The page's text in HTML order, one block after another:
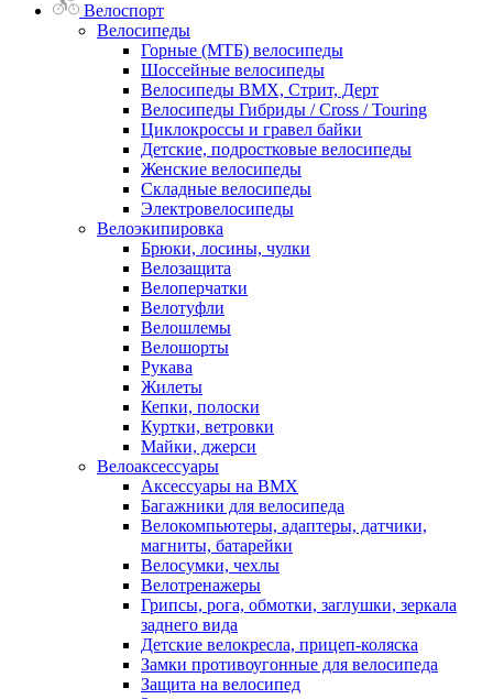
Велоспорт
Велосипеды
Горные (МТБ) велосипеды
Шоссейные велосипеды
Велосипеды BMX, Стрит, Дерт
Велосипеды Гибриды / Cross / Touring
Циклокроссы и гравел байки
Детские, подростковые велосипеды
Женские велосипеды
Складные велосипеды
Электровелосипеды
Велоэкипировка
Брюки, лосины, чулки
Велозащита
Велоперчатки
Велотуфли
Велошлемы
Велошорты
Рукава
Жилеты
Кепки, полоски
Куртки, ветровки
Майки, джерси
Велоаксессуары
Аксессуары на BMX
Багажники для велосипеда
Велокомпьютеры, адаптеры, датчики,
магниты, батарейки
Велосумки, чехлы
Велотренажеры
Грипсы, рога, обмотки, заглушки, зеркала
заднего вида
Детские велокресла, прицеп-коляска
Замки противоугонные для велосипеда
Защита на велосипед